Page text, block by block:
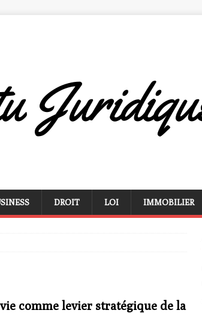
DROIT LOI IMMOBILIER
vie comme levier stratégique de la